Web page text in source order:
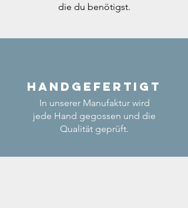
die du benötigst.
Handgefertigt
In unserer Manufaktur wird
jede Hand gegossen und die
Qualität geprüft.